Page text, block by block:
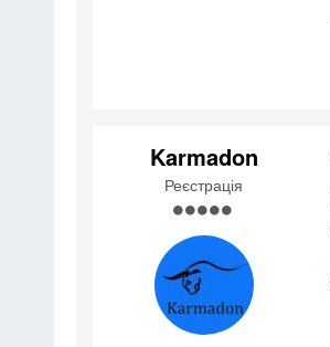
Karmadon
Реєстрація